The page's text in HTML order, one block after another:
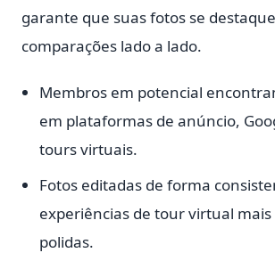
garante que suas fotos se
comparações lado a lado.
Membros em potencial
em plataformas de anúncio,
tours virtuais.
Fotos editadas de forma
experiências de tour virtual mais
polidas.